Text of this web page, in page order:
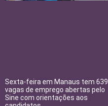
Sexta-feira em Manaus tem 639
vagas de emprego abertas pelo
Sine com orientações aos